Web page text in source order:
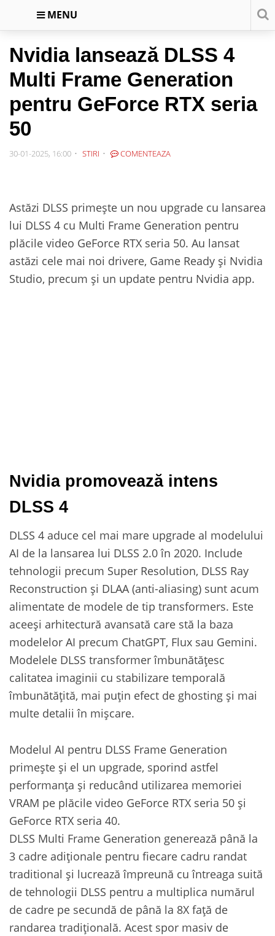
MENU
Nvidia lansează DLSS 4
Multi Frame Generation
pentru GeForce RTX seria
50
30-01-2025, 16:00 STIRI COMENTEAZA
Astăzi DLSS primește un nou upgrade cu lansarea
lui DLSS 4 cu Multi Frame Generation pentru
plăcile video GeForce RTX seria 50. Au lansat
astăzi cele mai noi drivere, Game Ready și Nvidia
Studio, precum și un update pentru Nvidia app.
Nvidia promovează intens
DLSS 4
DLSS 4 aduce cel mai mare upgrade al modelului
AI de la lansarea lui DLSS 2.0 în 2020. Include
tehnologii precum Super Resolution, DLSS Ray
Reconstruction și DLAA (anti-aliasing) sunt acum
alimentate de modele de tip transformers. Este
aceeși arhitectură avansată care stă la baza
modelelor AI precum ChatGPT, Flux sau Gemini.
Modelele DLSS transformer îmbunătățesc
calitatea imaginii cu stabilizare temporală
îmbunătățită, mai puțin efect de ghosting și mai
multe detalii în mișcare.
Modelul AI pentru DLSS Frame Generation
primește și el un upgrade, sporind astfel
performanța și reducând utilizarea memoriei
VRAM pe plăcile video GeForce RTX seria 50 și
GeForce RTX seria 40.
DLSS Multi Frame Generation generează până la
3 cadre adiționale pentru fiecare cadru randat
traditional și lucrează împreună cu întreaga suită
de tehnologii DLSS pentru a multiplica numărul
de cadre pe secundă de până la 8X față de
randarea tradițională. Acest spor masiv de